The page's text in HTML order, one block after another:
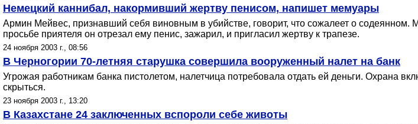
Немецкий каннибал, накормивший жертву пенисом, напишет мемуары
Армин Мейвес, признавший себя виновным в убийстве, говорит, что сожалеет о
просьбе приятеля он отрезал ему пенис, зажарил, и пригласил жертву к трапезе.
24 ноября 2003 г., 08:56
В Черногории 70-летняя старушка совершила вооруженный налет на банк
Угрожая работникам банка пистолетом, налетчица потребовала отдать ей деньги. Охрана
скрыться.
23 ноября 2003 г., 13:20
В Казахстане 24 заключенных вспороли себе животы